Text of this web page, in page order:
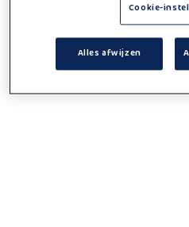
Cookie-
Alles afwijzen